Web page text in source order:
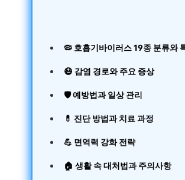
🦠 호흡기바이러스 19종 분류와
😷 감염 경로와 주요 증상
🛡️ 예방법과 일상 관리
💊 진단 방법과 치료 과정
💪 면역력 강화 전략
🏠 생활 속 대처법과 주의사항